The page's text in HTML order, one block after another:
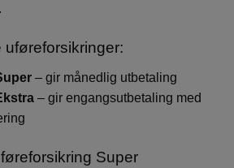
uføreforsikringer:
– gir månedlig utbetaling
– gir engangsutbetaling med
Super
FORSØRGER/
DOMENE
UTLØPSDATO